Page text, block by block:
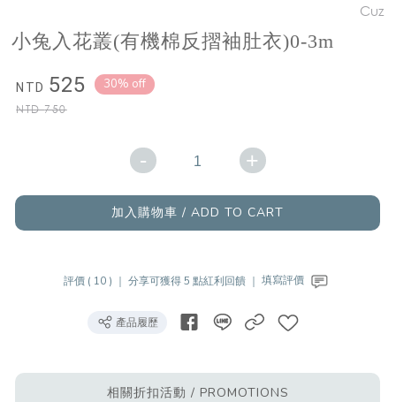
Cuz
小兔入花叢(有機棉反摺袖肚衣)0-3m
NTD 525
NTD750
30% off
- +
加入購物車 / ADD TO CART
評價 ( 10 ) ｜分享可獲得 5 點紅利回饋 ｜填寫評價
產品履歷
相關折扣活動 / PROMOTIONS